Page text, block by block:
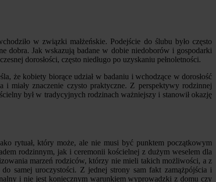
w związki małżeńskie. Podejście do ślubu było często
dobra. Jak wskazują badane w dobie niedoborów i gospodarki
dorosłości, często niedługo po uzyskaniu pełnoletności.
że kobiety biorące udział w badaniu i wchodzące w dorosłość
znaczenie czysto praktyczne. Z perspektywy rodzinnej
był w tradycyjnych rodzinach ważniejszy i stanowił okazję
rytuał, który może, ale nie musi być punktem początkowym
rodzinnym, jak i ceremonii kościelnej z dużym weselem dla
marzeń rodziców, którzy nie mieli takich możliwości, a z
samej uroczystości. Z jednej strony sam fakt zamążpójścia i
i nie jest koniecznym warunkiem wyprowadzki z domu czy